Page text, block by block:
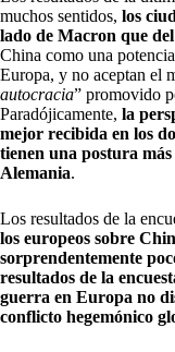
muchos sentidos, los
lado de Macron que
China como una
Europa, y no aceptan el
autocracia” promovido
Paradójicamente, la
mejor recibida en los
tienen una postura
Alemania.
Los resultados de la
los europeos sobre
sorprendentemente
resultados de la
guerra en Europa no
conflicto hegemónico